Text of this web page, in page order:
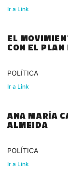
Ir a Link
EL
CON EL
POLÍTICA
Ir a Link
ANA MARÍA
ALMEIDA
POLÍTICA
Ir a Link